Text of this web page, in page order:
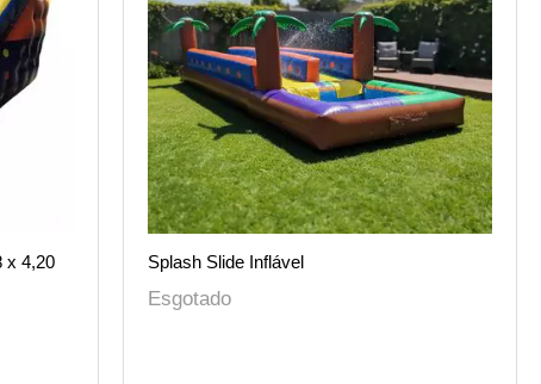
x 4,20 Splash Slide Inflável
Esgotado